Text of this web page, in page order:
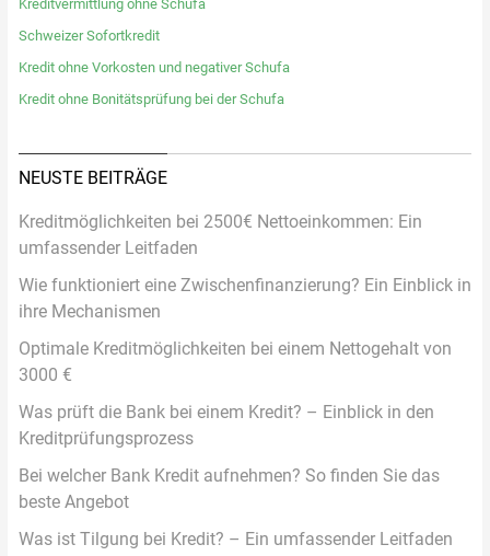
Kreditvermittlung ohne Schufa
Schweizer Sofortkredit
Kredit ohne Vorkosten und negativer Schufa
Kredit ohne Bonitätsprüfung bei der Schufa
NEUSTE BEITRÄGE
Kreditmöglichkeiten bei 2500€ Nettoeinkommen: Ein
umfassender Leitfaden
Wie funktioniert eine Zwischenfinanzierung? Ein Einblick in
ihre Mechanismen
Optimale Kreditmöglichkeiten bei einem Nettogehalt von
3000 €
Was prüft die Bank bei einem Kredit? – Einblick in den
Kreditprüfungsprozess
Bei welcher Bank Kredit aufnehmen? So finden Sie das
beste Angebot
Was ist Tilgung bei Kredit? – Ein umfassender Leitfaden